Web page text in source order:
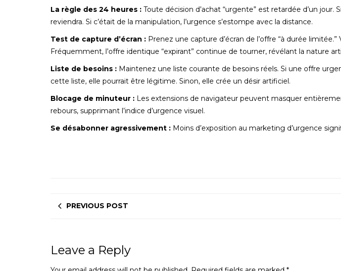
La règle des 24 heures : Toute décision d’achat “urgente” est retardée d’un jour.
reviendra. Si c’était de la manipulation, l’urgence s’estompe avec la distance.
Test de capture d’écran : Prenez une capture d’écran de l’offre “à durée
Fréquemment, l’offre identique “expirant” continue de tourner, révélant la nature
Liste de besoins : Maintenez une liste courante de besoins réels. Si une offre
cette liste, elle pourrait être légitime. Sinon, elle crée un désir artificiel.
Blocage de minuteur : Les extensions de navigateur peuvent masquer
rebours, supprimant l’indice d’urgence visuel.
Se désabonner agressivement : Moins d’exposition au marketing d’urgence
PREVIOUS POST
Leave a Reply